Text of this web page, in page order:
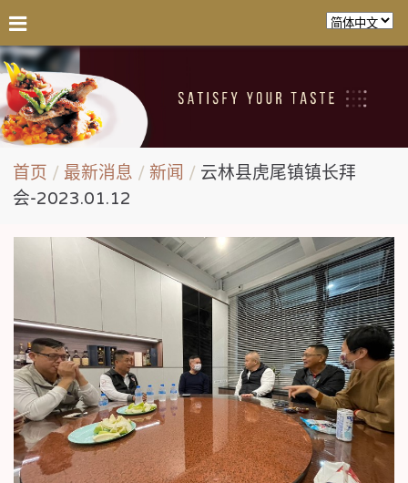
首页 最新消息 新闻
云林县虎尾镇镇长拜
会-2023.01.12